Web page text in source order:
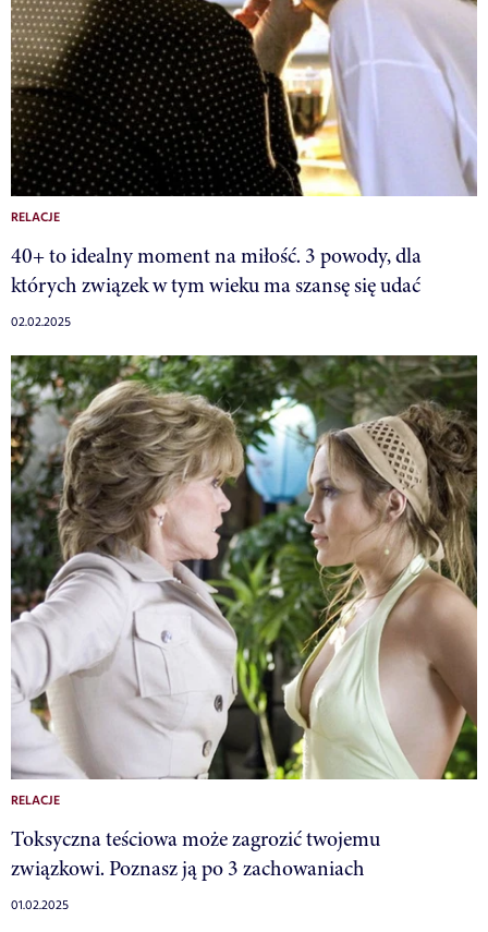
RELACJE
40+ to idealny moment na miłość. 3 powody, dla
których związek w tym wieku ma szansę się udać
02.02.2025
RELACJE
Toksyczna teściowa może zagrozić twojemu
związkowi. Poznasz ją po 3 zachowaniach
01.02.2025